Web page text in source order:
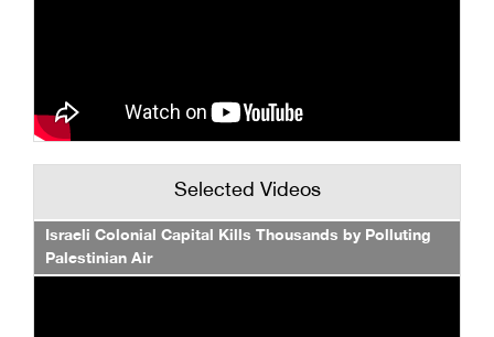
Selected Videos
Israeli Colonial Capital Kills Thousands by Polluting
Palestinian Air